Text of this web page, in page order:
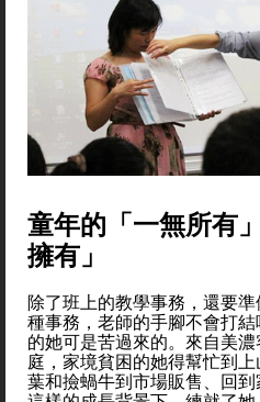
童年的「一無所有
擁有」
除了班上的教學事務，還要
種事務，老師的手腳不會打
的她可是苦過來的。來自美
庭，家境貧困的她得幫忙到
葉和撿蝸牛到市場販售、回